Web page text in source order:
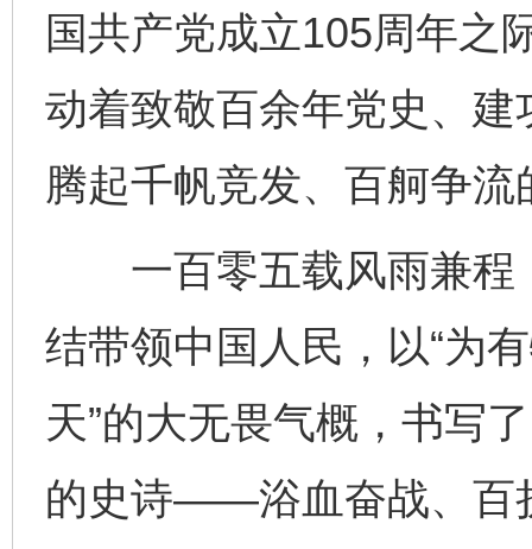
国共产党成立105周年之
动着致敬百余年党史、
腾起千帆竞发、百舸争流
一百零五载风雨兼程
结带领中国人民，以“为
天”的大无畏气概，书写
的史诗——浴血奋战、百